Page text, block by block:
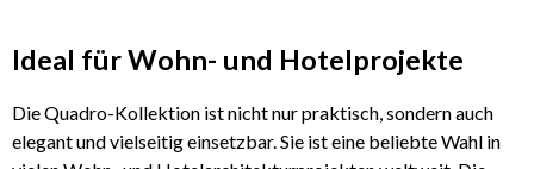
Ideal für Wohn- und Hotelprojekte
Die Quadro-Kollektion ist nicht nur praktisch, sondern auch
elegant und vielseitig einsetzbar. Sie ist eine beliebte Wahl in